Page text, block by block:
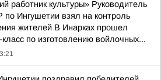
работник культуры» Руководитель
Ингушетии взял на контроль
жителей В Инарках прошел
класс по изготовлению войлочных...